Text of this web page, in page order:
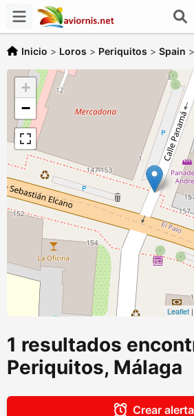
Inicio > Loros > Periquitos > Spain >
+
−
Leaflet
1 resultados
Periquitos, Málaga
Crear alerta